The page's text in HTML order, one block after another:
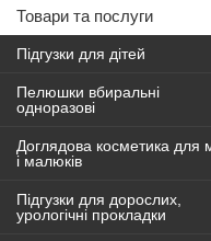
Товари та послуги
Підгузки для дітей
Пелюшки вбиральні
одноразові
Доглядова косметика для
і малюків
Підгузки для дорослих,
урологічні прокладки